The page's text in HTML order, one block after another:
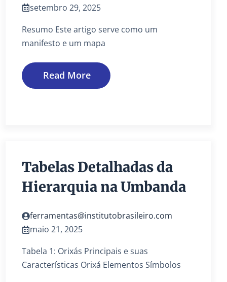
setembro 29, 2025
Resumo Este artigo serve como um
manifesto e um mapa
Read More
Tabelas Detalhadas da
Hierarquia na Umbanda
ferramentas@institutobrasileiro.com
maio 21, 2025
Tabela 1: Orixás Principais e suas
Características Orixá Elementos Símbolos